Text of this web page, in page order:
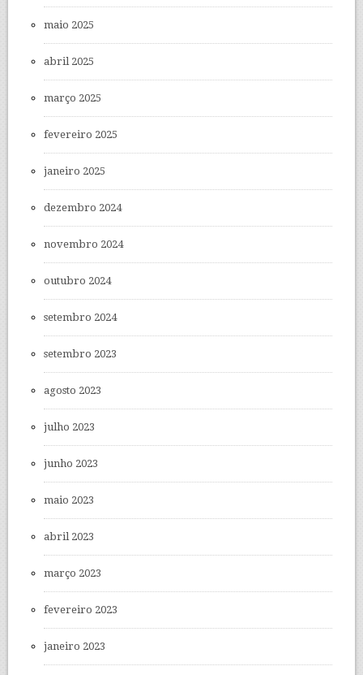
maio 2025
abril 2025
março 2025
fevereiro 2025
janeiro 2025
dezembro 2024
novembro 2024
outubro 2024
setembro 2024
setembro 2023
agosto 2023
julho 2023
junho 2023
maio 2023
abril 2023
março 2023
fevereiro 2023
janeiro 2023